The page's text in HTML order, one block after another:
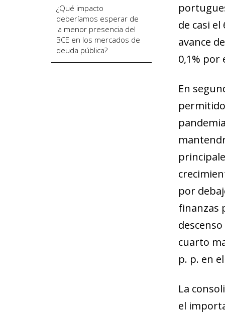
¿Qué impacto
deberíamos esperar de
la menor presencia del
BCE en los mercados de
deuda pública?
de casi
avance
0,1% por
En
por
finanzas
cuarto
p. p. en
La
el